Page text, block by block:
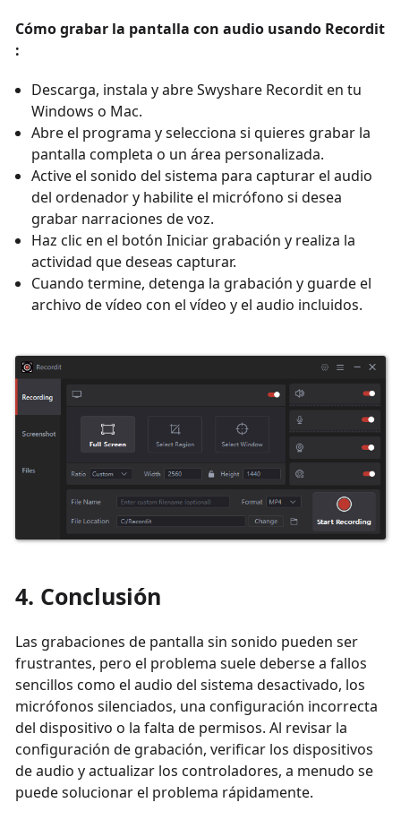
Cómo grabar la pantalla con audio usando Recordit
:
Descarga, instala y abre Swyshare Recordit en tu
Windows o Mac.
Abre el programa y selecciona si quieres grabar la
pantalla completa o un área personalizada.
Active el sonido del sistema para capturar el audio
del ordenador y habilite el micrófono si desea
grabar narraciones de voz.
Haz clic en el botón Iniciar grabación y realiza la
actividad que deseas capturar.
Cuando termine, detenga la grabación y guarde el
archivo de vídeo con el vídeo y el audio incluidos.
4. Conclusión
Las grabaciones de pantalla sin sonido pueden ser
frustrantes, pero el problema suele deberse a fallos
sencillos como el audio del sistema desactivado, los
micrófonos silenciados, una configuración incorrecta
del dispositivo o la falta de permisos. Al revisar la
configuración de grabación, verificar los dispositivos
de audio y actualizar los controladores, a menudo se
puede solucionar el problema rápidamente.